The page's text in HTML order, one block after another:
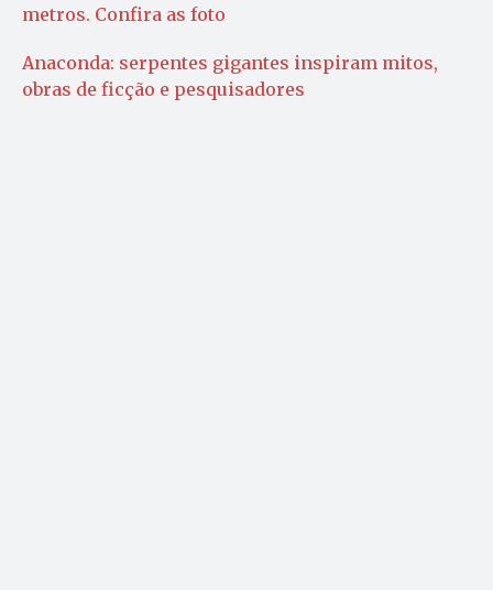
metros. Confira as foto
Anaconda: serpentes gigantes inspiram mitos,
obras de ficção e pesquisadores